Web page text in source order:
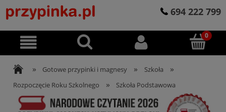
694 222 799
» Gotowe przypinki i magnesy » Szkoła »
Rozpoczęcie Roku Szkolnego » Szkoła Podstawowa